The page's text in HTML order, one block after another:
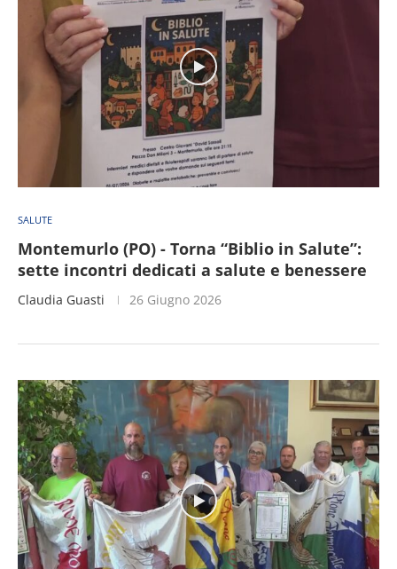
SALUTE
Montemurlo (PO) - Torna “Biblio in Salute”:
sette incontri dedicati a salute e benessere
Claudia Guasti 26 Giugno 2026